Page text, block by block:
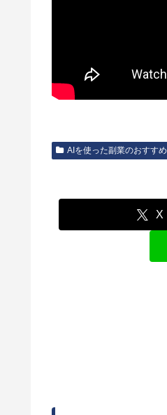
AIを使った副業のおすすめ
X